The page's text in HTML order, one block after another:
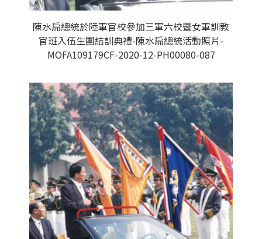
陳水扁總統於陸軍官校參加三軍六校暨女軍訓教
官班入伍生團結訓典禮-陳水扁總統活動照片-
MOFA109179CF-2020-12-PH00080-087